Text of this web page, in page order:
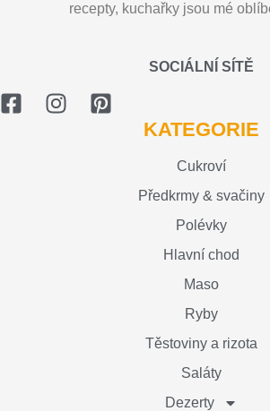
recepty, kuchařky jsou mé
SOCIÁLNÍ SÍTĚ
KATEGORIE
Cukroví
Předkrmy & svačiny
Polévky
Hlavní chod
Maso
Ryby
Těstoviny a rizota
Saláty
Dezerty